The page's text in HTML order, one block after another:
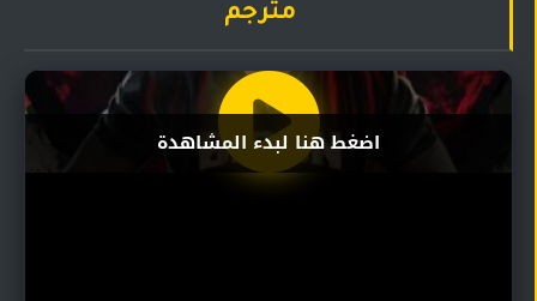
هندية
مدبلجة
مترجم
اضغط هنا لبدء المشاهدة